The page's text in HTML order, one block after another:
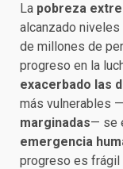
La pobreza
alcanzado
de millones de
progreso en la
exacerbado las
más vulnerables —
marginadas— se
emergencia
progreso es frágil